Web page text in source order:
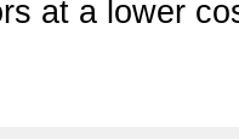
at a lower